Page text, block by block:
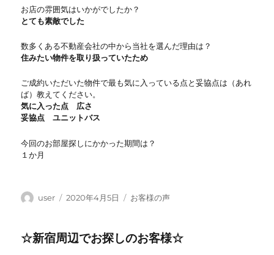
お店の雰囲気はいかがでしたか？
とても素敵でした
数多くある不動産会社の中から当社を選んだ理由は？
住みたい物件を取り扱っていたため
ご成約いただいた物件で最も気に入っている点と妥協点は（あれ
ば）教えてください。
気に入った点 広さ
妥協点 ユニットバス
今回のお部屋探しにかかった期間は？
１か月
投
user
投
2020年4月5日
カ
リ
お客様の声
☆新宿周辺でお探しのお客様☆